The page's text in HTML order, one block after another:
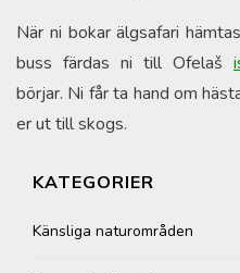
När ni bokar älgsafari
buss färdas ni till Ofelaš
börjar. Ni får ta hand om
er ut till skogs.
KATEGORIER
Känsliga naturområden